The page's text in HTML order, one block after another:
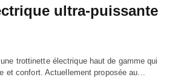
ultra-puissante
trottinette électrique haut de gamme qui
et confort. Actuellement proposée au…